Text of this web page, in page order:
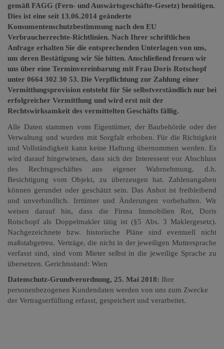
gemäß FAGG (Fern- und Auswärtsgeschäfte-Gesetz) benötigen.
Dies ist eine seit 13.06.2014 geänderte
Konsumentenschutzbestimmung nach den EU
Verbraucherrechte-Richtlinien. Nach Ihrer schriftlichen
Anfrage erhalten Sie die entsprechenden Unterlagen von uns,
um deren Bestätigung wir Sie bitten. Anschließend freuen wir
uns über eine Terminvereinbarung mit Frau Doris Rotschopf
unter 0664 302 30 53. Die Verpflichtung zur Zahlung einer
Vermittlungsprovision entsteht für Sie selbstverständlich nur bei
erfolgreicher Vermittlung und wird erst mit der
Rechtswirksamkeit des vermittelten Geschäfts fällig.
Alle Daten stammen vom Eigentümer, der Baubehörde oder der
Verwaltung und wurden mit Sorgfalt erhoben. Für die Richtigkeit
und Vollständigkeit kann keine Haftung übernommen werden. Es
wird darauf hingewiesen, dass sich der Interessent vor Abschluss
des Rechtsgeschäftes aus eigener Wahrnehmung, d.h.
Besichtigung vom Objekt, zu überzeugen hat. Zahlenangaben
können gerundet oder geschätzt sein. Das Anbot ist freibleibend
und unverbindlich. Irrtümer und Änderungen vorbehalten. Wir
weisen darauf hin, dass die Firma Immobilien Rot, Doris
Rotschopf als Doppelmakler tätig ist (§5 Abs. 3 Maklergesetz).
Nachgezeichnete bzw. historische Pläne sind eventuell nicht
maßstabgetreu. Verträge, die nicht in der jeweiligen Muttersprache
verfasst sind, sind vom Mieter selbst in die jeweilige Sprache zu
übersetzen. Gerichtsstand: Wien
Datenschutz-Grundverordnung, 25. Mai 2018: Ihre
personenbezogenen Kundendaten werden von uns zum Zwecke
der Vertragserfüllung erfasst, gespeichert und verarbeitet.